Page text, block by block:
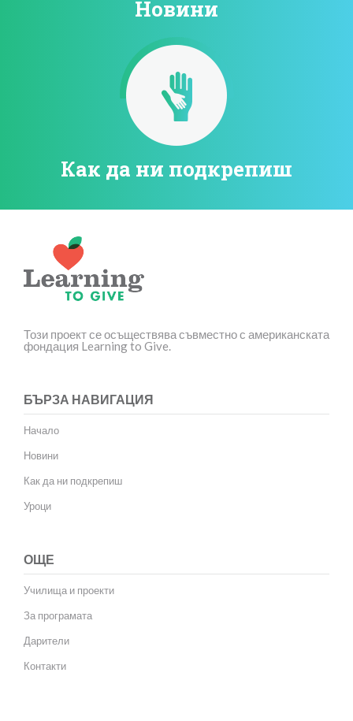
Новини
Как да ни подкрепиш
Този проект се осъществява съвместно с американската
фондация Learning to Give.
БЪРЗА НАВИГАЦИЯ
Начало
Новини
Как да ни подкрепиш
Уроци
ОЩЕ
Училища и проекти
За програмата
Дарители
Контакти